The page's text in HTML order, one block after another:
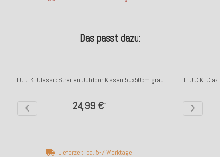
Das passt dazu:
H.O.C.K. Classic Streifen Outdoor Kissen 50x50cm grau
24,99 €*
Lieferzeit: ca. 5-7 Werktage
H.O.C.K.